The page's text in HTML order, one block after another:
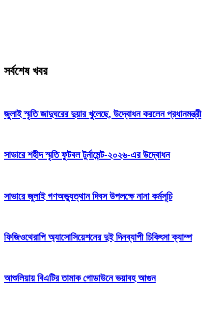
সর্বশেষ খবর
জুলাই স্মৃতি জাদুঘরের দুয়ার খুলেছে, উদ্বোধন করলেন প্রধানমন্ত্রী
সাভারে শহীদ স্মৃতি ফুটবল টুর্নামেন্ট-২০২৬-এর উদ্বোধন
সাভারে জুলাই গণঅভ্যুত্থান দিবস উপলক্ষে নানা কর্মসূচি
ফিজিওথেরাপি অ্যাসোসিয়েশনের দুই দিনব্যাপী চিকিৎসা ক্যাম্প
আশুলিয়ায় বিএটির তামাক গোডাউনে ভয়াবহ আগুন